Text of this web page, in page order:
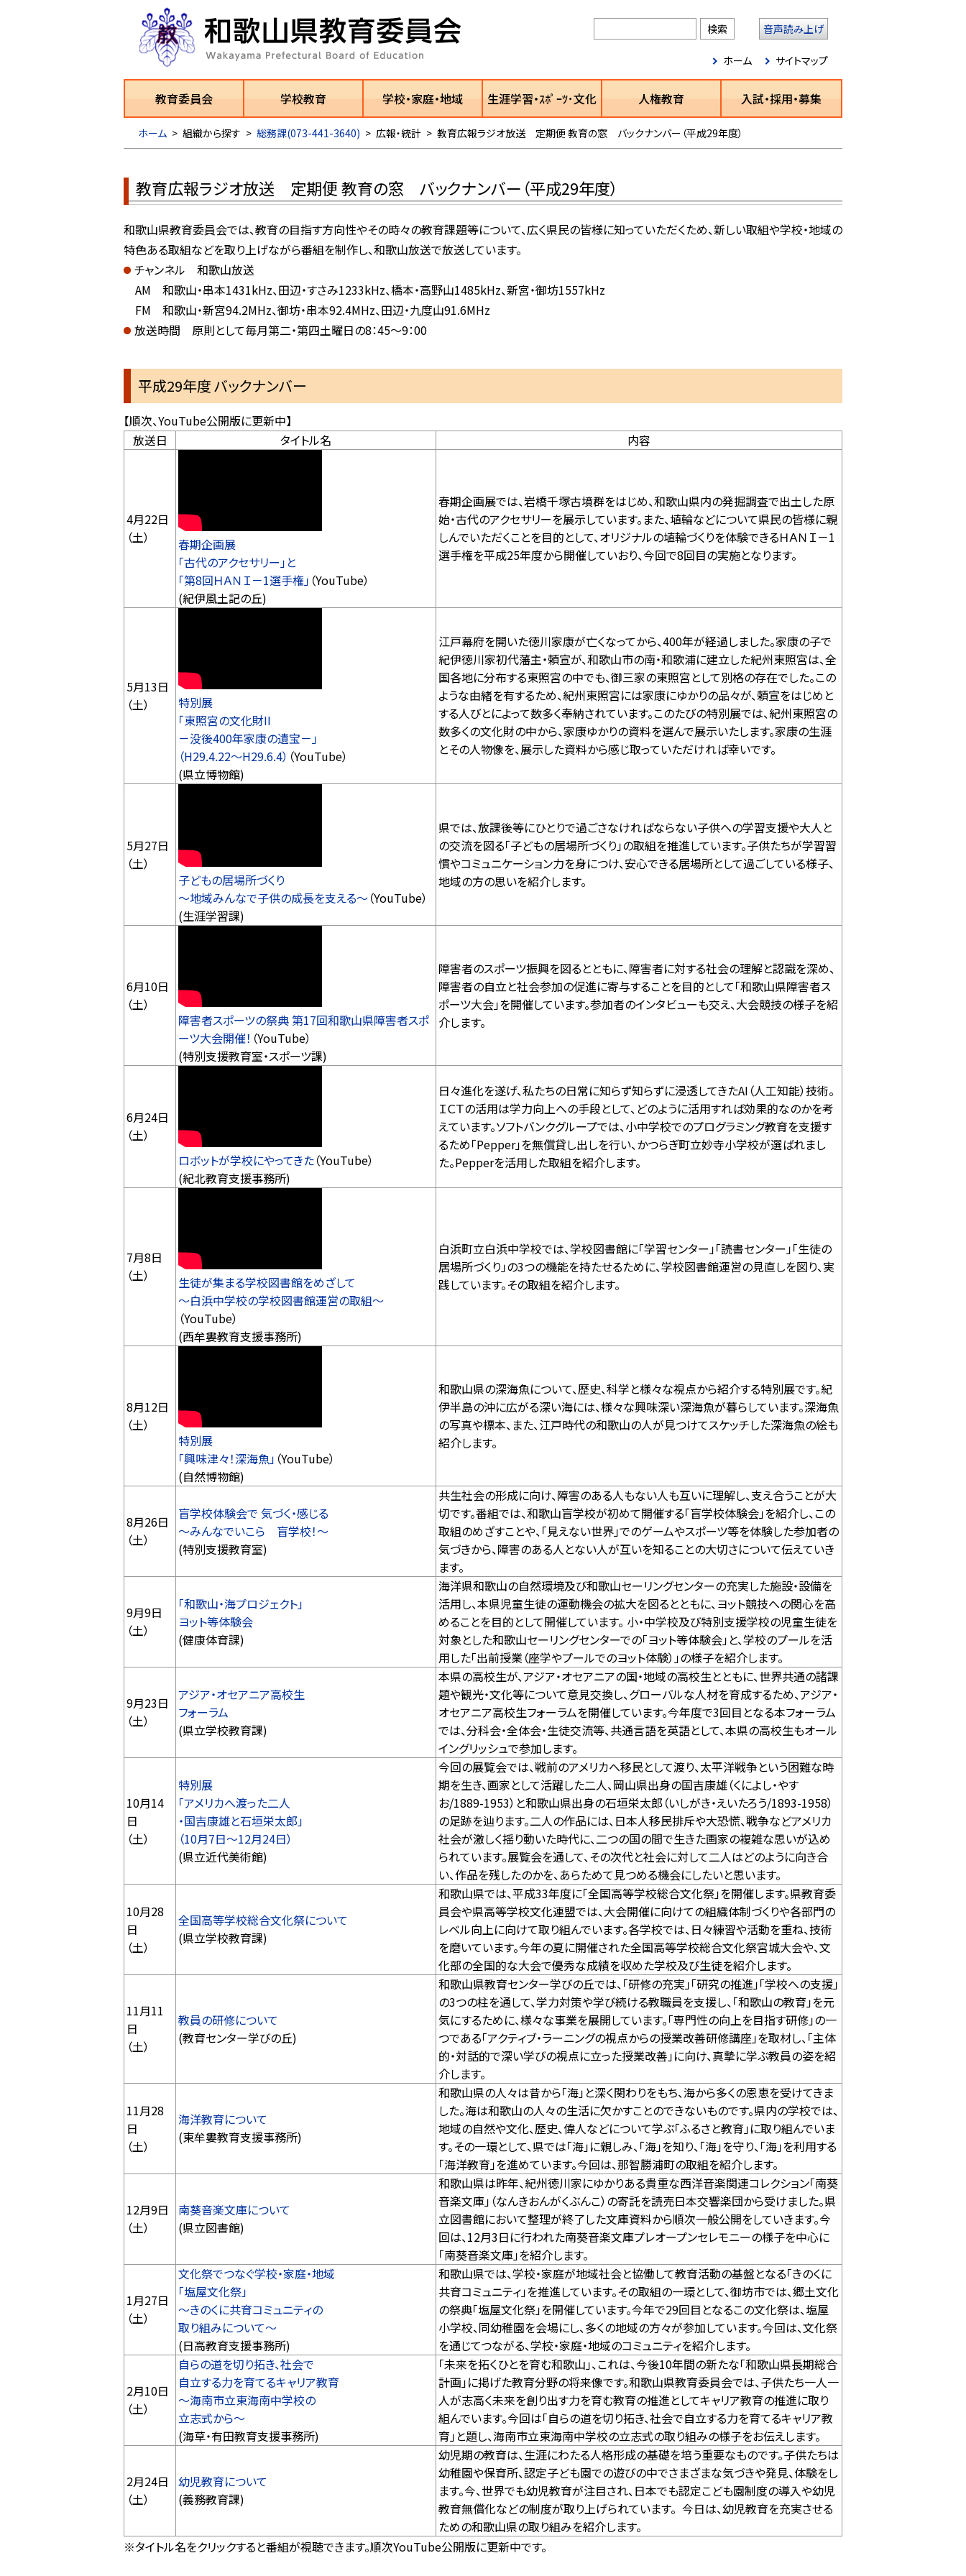
音声読み上げ
ホーム サイトマップ
教育委員会 学校教育 学校・家庭・地域 生涯学習・ｽﾎﾟｰﾂ･文化 人権教育 入試・採用・募集
ホーム > 組織から探す > 総務課(073-441-3640) > 広報・統計 > 教育広報ラジオ放送 定期便 教育の窓 バックナンバー（平成29年度）
教育広報ラジオ放送 定期便 教育の窓 バックナンバー（平成29年度）
和歌山県教育委員会では、教育の目指す方向性やその時々の教育課題等について、広く県民の皆様に知っていただくため、新しい取組や学校・地域の
特色ある取組などを取り上げながら番組を制作し、和歌山放送で放送しています。
チャンネル 和歌山放送
AM 和歌山・串本1431kHz、田辺・すさみ1233kHz、橋本・高野山1485kHz、新宮・御坊1557kHz
FM 和歌山・新宮94.2MHz、御坊・串本92.4MHz、田辺・九度山91.6MHz
放送時間 原則として毎月第二・第四土曜日の8：45～9：00
平成29年度 バックナンバー
【順次、YouTube公開版に更新中】
放送日
タイトル名 内容
4月22日
（土）
春期企画展
「古代のアクセサリー」と
「第8回ＨＡＮＩ－1選手権」 （YouTube）
(紀伊風土記の丘)
春期企画展では、岩橋千塚古墳群をはじめ、和歌山県内の発掘調査で出土した原
始・古代のアクセサリーを展示しています。また、埴輪などについて県民の皆様に親
しんでいただくことを目的として、オリジナルの埴輪づくりを体験できるＨＡＮＩ－1
選手権を平成25年度から開催していおり、今回で8回目の実施となります。
5月13日
（土）
特別展
「東照宮の文化財II
－没後400年家康の遺宝－」
（H29.4.22～H29.6.4） （YouTube）
(県立博物館)
江戸幕府を開いた徳川家康が亡くなってから、400年が経過しました。家康の子で
紀伊徳川家初代藩主・頼宣が、和歌山市の南・和歌浦に建立した紀州東照宮は、全
国各地に分布する東照宮の中でも、御三家の東照宮として別格の存在でした。この
ような由緒を有するため、紀州東照宮には家康にゆかりの品々が、頼宣をはじめと
する人びとによって数多く奉納されています。このたびの特別展では、紀州東照宮の
数多くの文化財の中から、家康ゆかりの資料を選んで展示いたします。家康の生涯
とその人物像を、展示した資料から感じ取っていただければ幸いです。
5月27日
（土）
子どもの居場所づくり
～地域みんなで子供の成長を支える～（YouTube）
(生涯学習課)
県では、放課後等にひとりで過ごさなければならない子供への学習支援や大人と
の交流を図る「子どもの居場所づくり」の取組を推進しています。子供たちが学習習
慣やコミュニケーション力を身につけ、安心できる居場所として過ごしている様子、
地域の方の思いを紹介します。
6月10日
（土）
障害者スポーツの祭典 第17回和歌山県障害者スポ
ーツ大会開催！ （YouTube）
(特別支援教育室・スポーツ課)
障害者のスポーツ振興を図るとともに、障害者に対する社会の理解と認識を深め、
障害者の自立と社会参加の促進に寄与することを目的として「和歌山県障害者ス
ポーツ大会」を開催しています。参加者のインタビューも交え、大会競技の様子を紹
介します。
6月24日
（土）
ロボットが学校にやってきた（YouTube）
(紀北教育支援事務所)
日々進化を遂げ、私たちの日常に知らず知らずに浸透してきたAI（人工知能）技術。
ＩＣＴの活用は学力向上への手段として、どのように活用すれば効果的なのかを考
えています。ソフトバンクグループでは、小中学校でのプログラミング教育を支援す
るため「Pepper」を無償貸し出しを行い、かつらぎ町立妙寺小学校が選ばれまし
た。Pepperを活用した取組を紹介します。
7月8日
（土）
生徒が集まる学校図書館をめざして
～白浜中学校の学校図書館運営の取組～
（YouTube）
(西牟婁教育支援事務所)
白浜町立白浜中学校では、学校図書館に「学習センター」「読書センター」「生徒の
居場所づくり」の3つの機能を持たせるために、学校図書館運営の見直しを図り、実
践しています。その取組を紹介します。
8月12日
（土）
特別展
「興味津々！深海魚」 （YouTube）
(自然博物館)
和歌山県の深海魚について、歴史、科学と様々な視点から紹介する特別展です。紀
伊半島の沖に広がる深い海には、様々な興味深い深海魚が暮らしています。深海魚
の写真や標本、また、江戸時代の和歌山の人が見つけてスケッチした深海魚の絵も
紹介します。
8月26日
（土）
盲学校体験会で 気づく・感じる
～みんなでいこら 盲学校！～
(特別支援教育室)
共生社会の形成に向け、障害のある人もない人も互いに理解し、支え合うことが大
切です。番組では、和歌山盲学校が初めて開催する「盲学校体験会」を紹介し、この
取組のめざすことや、「見えない世界」でのゲームやスポーツ等を体験した参加者の
気づきから、障害のある人とない人が互いを知ることの大切さについて伝えていき
ます。
9月9日
（土）
「和歌山・海プロジェクト」
ヨット等体験会
(健康体育課)
海洋県和歌山の自然環境及び和歌山セーリングセンターの充実した施設・設備を
活用し、本県児童生徒の運動機会の拡大を図るとともに、ヨット競技への関心を高
めることを目的として開催しています。 小・中学校及び特別支援学校の児童生徒を
対象とした和歌山セーリングセンターでの「ヨット等体験会」と、学校のプールを活
用した「出前授業（座学やプールでのヨット体験）」の様子を紹介します。
9月23日
（土）
アジア・オセアニア高校生
フォーラム
(県立学校教育課)
本県の高校生が、アジア・オセアニアの国・地域の高校生とともに、世界共通の諸課
題や観光・文化等について意見交換し、グローバルな人材を育成するため、アジア・
オセアニア高校生フォーラムを開催しています。今年度で3回目となる本フォーラム
では、分科会・全体会・生徒交流等、共通言語を英語として、本県の高校生もオール
イングリッシュで参加します。
10月14
日
（土）
特別展
「アメリカへ渡った二人
・国吉康雄と石垣栄太郎」
（10月7日～12月24日）
(県立近代美術館)
今回の展覧会では、戦前のアメリカへ移民として渡り、太平洋戦争という困難な時
期を生き、画家として活躍した二人、岡山県出身の国吉康雄（くによし・やす
お/1889-1953）と和歌山県出身の石垣栄太郎（いしがき・えいたろう/1893-1958）
の足跡を辿ります。二人の作品には、日本人移民排斥や大恐慌、戦争などアメリカ
社会が激しく揺り動いた時代に、二つの国の間で生きた画家の複雑な思いが込め
られています。展覧会を通して、その次代と社会に対して二人はどのように向き合
い、作品を残したのかを、あらためて見つめる機会にしたいと思います。
10月28
日
（土）
全国高等学校総合文化祭について
(県立学校教育課)
和歌山県では、平成33年度に「全国高等学校総合文化祭」を開催します。県教育委
員会や県高等学校文化連盟では、大会開催に向けての組織体制づくりや各部門の
レベル向上に向けて取り組んでいます。各学校では、日々練習や活動を重ね、技術
を磨いています。今年の夏に開催された全国高等学校総合文化祭宮城大会や、文
化部の全国的な大会で優秀な成績を収めた学校及び生徒を紹介します。
11月11
日
（土）
教員の研修について
(教育センター学びの丘)
和歌山県教育センター学びの丘では、「研修の充実」「研究の推進」「学校への支援」
の3つの柱を通して、学力対策や学び続ける教職員を支援し、「和歌山の教育」を元
気にするために、様々な事業を展開しています。「専門性の向上を目指す研修」の一
つである「アクティブ・ラーニングの視点からの授業改善研修講座」を取材し、「主体
的・対話的で深い学びの視点に立った授業改善」に向け、真摯に学ぶ教員の姿を紹
介します。
11月28
日
（土）
海洋教育について
(東牟婁教育支援事務所)
和歌山県の人々は昔から「海」と深く関わりをもち、海から多くの恩恵を受けてきま
した。海は和歌山の人々の生活に欠かすことのできないものです。県内の学校では、
地域の自然や文化、歴史、偉人などについて学ぶ「ふるさと教育」に取り組んでいま
す。その一環として、県では「海」に親しみ、「海」を知り、「海」を守り、「海」を利用する
「海洋教育」を進めています。今回は、那智勝浦町の取組を紹介します。
12月9日
（土）
南葵音楽文庫について
(県立図書館)
和歌山県は昨年、紀州徳川家にゆかりある貴重な西洋音楽関連コレクション「南葵
音楽文庫」（なんきおんがくぶんこ）の寄託を読売日本交響楽団から受けました。県
立図書館において整理が終了した文庫資料から順次一般公開をしていきます。今
回は、12月3日に行われた南葵音楽文庫プレオープンセレモニーの様子を中心に
「南葵音楽文庫」を紹介します。
1月27日
（土）
文化祭でつなぐ学校・家庭・地域
「塩屋文化祭」
～きのくに共育コミュニティの
取り組みについて～
(日高教育支援事務所)
和歌山県では、学校・家庭が地域社会と協働して教育活動の基盤となる「きのくに
共育コミュニティ」を推進しています。その取組の一環として、御坊市では、郷土文化
の祭典「塩屋文化祭」を開催しています。今年で29回目となるこの文化祭は、塩屋
小学校、同幼稚園を会場にし、多くの地域の方々が参加しています。今回は、文化祭
を通じてつながる、学校・家庭・地域のコミュニティを紹介します。
2月10日
（土）
自らの道を切り拓き、社会で
自立する力を育てるキャリア教育
～海南市立東海南中学校の
立志式から～
(海草・有田教育支援事務所)
「未来を拓くひとを育む和歌山」、これは、今後10年間の新たな「和歌山県長期総合
計画」に掲げた教育分野の将来像です。和歌山県教育委員会では、子供たち一人一
人が志高く未来を創り出す力を育む教育の推進としてキャリア教育の推進に取り
組んでいます。今回は「自らの道を切り拓き、社会で自立する力を育てるキャリア教
育」と題し、海南市立東海南中学校の立志式の取り組みの様子をお伝えします。
2月24日
（土）
幼児教育について
(義務教育課)
幼児期の教育は、生涯にわたる人格形成の基礎を培う重要なものです。子供たちは
幼稚園や保育所、認定子ども園での遊びの中でさまざまな気づきや発見、体験をし
ます。今、世界でも幼児教育が注目され、日本でも認定こども園制度の導入や幼児
教育無償化などの制度が取り上げられています。 今日は、幼児教育を充実させる
ための和歌山県の取り組みを紹介します。
※タイトル名をクリックすると番組が視聴できます。順次YouTube公開版に更新中です。